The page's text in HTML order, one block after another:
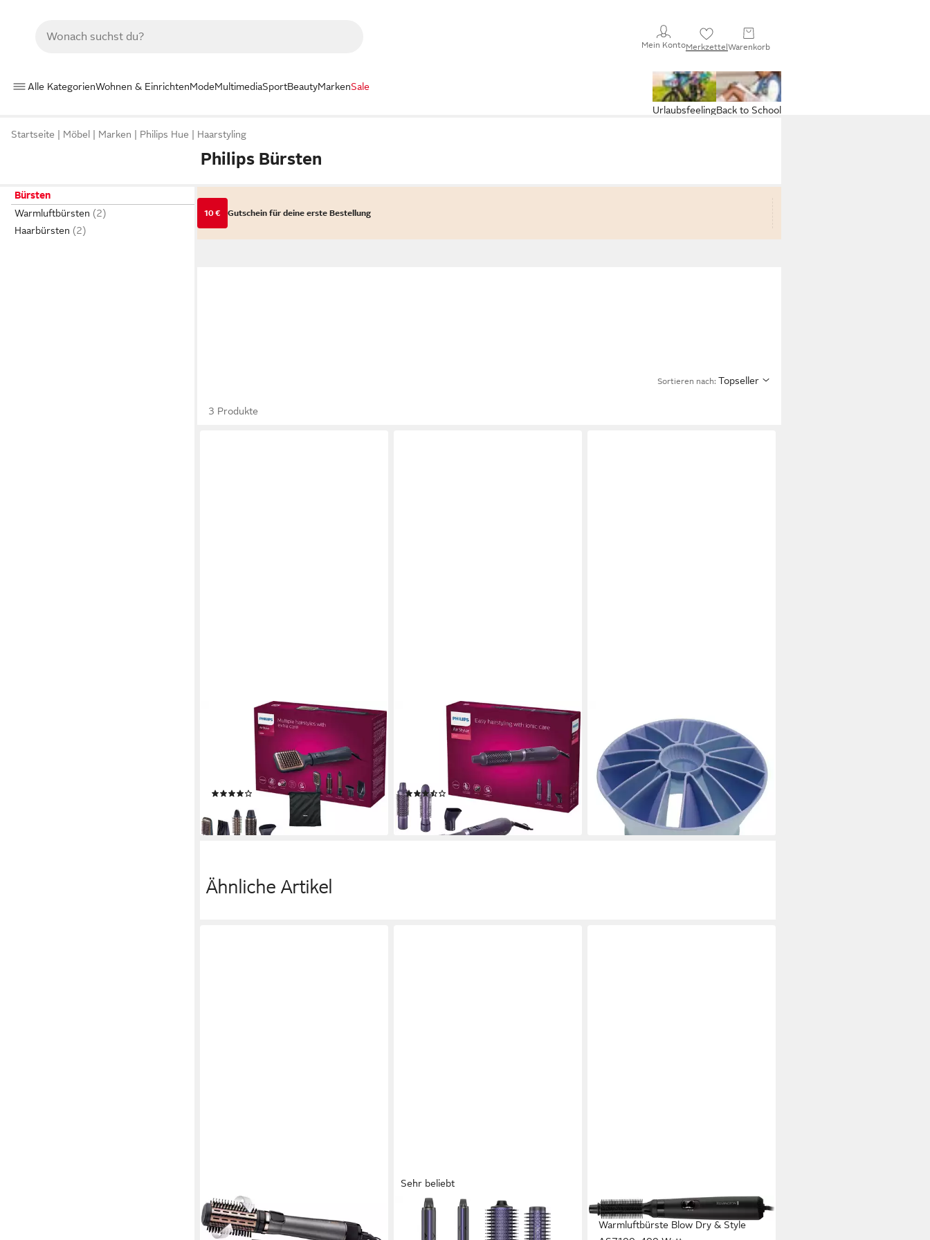
Mein KontoMerkzettelWarenkorb
Alle KategorienWohnen & EinrichtenModeMultimediaSportBeautyMarkenSale
Back to School
Urlaubsfeeling
Startseite Möbel Marken Philips Hue Haarstyling
Philips Bürsten
Bürsten
Warmluftbürsten
Haarbürsten
10 € Gutschein für deine erste Bestellung
Sortieren nach: Topseller
3 Produkte
Warmluftbürste AirStyler Series
5000 BHA530/00, mit Ionen-
Technologie, Argan-Öl-
Keramikbeschichtung und 5 Aufsätze
(52)
lieferbar - in 1-2 Werktagen bei dir
Warmluftbürste AirStyler Series
3000 BHA305/00, mit Ionen-
Technologie, Keratin-
Keramikbeschichtung und 3
Aufsätzen(39)
ab 44,99 €
lieferbar - in 1-2 Werktagen bei dir
Stylingbürste Philips 300006057341
Düse für BHD360/20 Haartrockner
20,98 €
lieferbar - in 3-4 Werktagen bei dir
Ähnliche Artikel
REMINGTON
Warmluftbürste AS8810 E51 Keratin
Sehr beliebt
TEENDOW
Multihaarstyler HB-801i Airstyler,
REMINGTON
Warmluftbürste Blow Dry & Style